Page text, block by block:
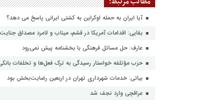
آیا ایران به حمله اوکراین به کشتی ایرانی پاسخ می دهد؟
بقایی: اقدامات آمریکا در قشم، میناب و لامرد مصداق
عارف: حل مسائل فرهنگی با بخشنامه پیش نمی‌رود
حزب مؤتلفه خواستار رسیدگی به ترک فعل‌ها و تخلفات
بیاتی: خدمات شهرداری تهران در اربعین رضایت‌بخش بود
عراقچی وارد نجف شد